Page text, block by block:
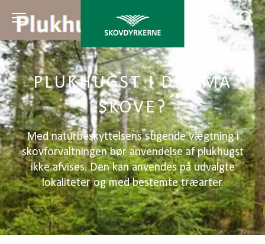
PLUKHUGST I DE SMÅ
SKOVE?
Med naturbeskyttelsens stigende vægtning i
skovforvaltningen bør anvendelse af plukhugst
ikke afvises. Den kan anvendes på udvalgte
lokaliteter og med bestemte træarter.